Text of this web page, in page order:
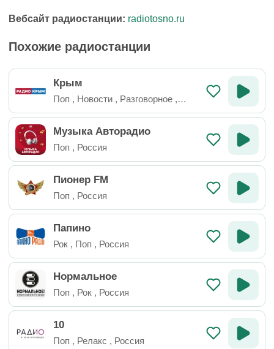
Вебсайт радиостанции: radiotosno.ru
Похожие радиостанции
Крым
Поп , Новости , Разговорное ,
Россия
Музыка Авторадио
Поп , Россия
Пионер FM
Поп , Россия
Папино
Рок , Поп , Россия
Нормальное
Поп , Рок , Россия
10
Поп , Релакс , Россия